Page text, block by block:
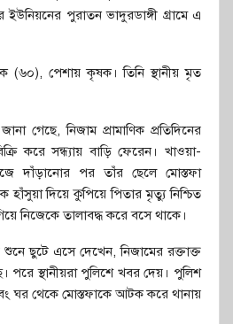
পুরাতন ভাদুরডাঙ্গী গ্রামে এ
(৬০), পেশায় কৃষক। তিনি স্থানীয় মৃত
গেছে, নিজাম প্রামাণিক প্রতিদিনের
করে সন্ধ্যায় বাড়ি ফেরেন। খাওয়া-
দাঁড়ানোর পর তাঁর ছেলে মোস্তফা
হাঁসুয়া দিয়ে কুপিয়ে পিতার মৃত্যু নিশ্চিত
নিজেকে তালাবদ্ধ করে বসে থাকে।
শুনে ছুটে এসে দেখেন, নিজামের রক্তাক্ত
স্থানীয়রা পুলিশে খবর দেয়। পুলিশ
ঘর থেকে মোস্তফাকে আটক করে থানায়